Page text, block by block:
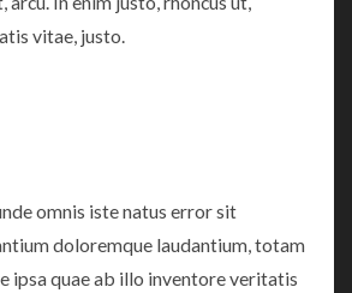
vitae, justo.
omnis iste natus error sit
doloremque laudantium, totam
ipsa quae ab illo inventore veritatis